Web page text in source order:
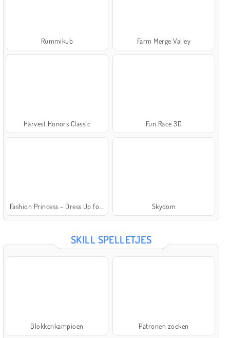
Rummikub Farm Merge Valley
Harvest Honors Classic Fun Race 3D
Fashion Princess - Dress Up for Girls Skydom
SKILL SPELLETJES
Blokkenkampioen Patronen zoeken